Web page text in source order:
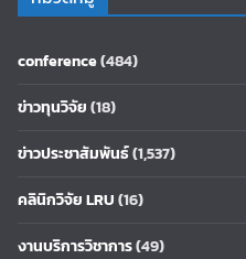
conference(484)
ข่าวทุนวิจัย(18)
ข่าวประชาสัมพันธ์(1,537)
คลินิกวิจัย LRU(16)
งานบริการวิชาการ(49)